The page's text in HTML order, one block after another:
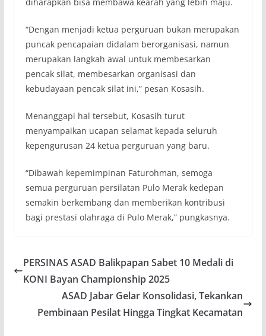
“Dengan menjadi ketua perguruan bukan merupakan
puncak pencapaian didalam berorganisasi, namun
merupakan langkah awal untuk membesarkan
pencak silat, membesarkan organisasi dan
kebudayaan pencak silat ini,” pesan Kosasih.
Menanggapi hal tersebut, Kosasih turut
menyampaikan ucapan selamat kepada seluruh
kepengurusan 24 ketua perguruan yang baru.
“Dibawah kepemimpinan Faturohman, semoga
semua perguruan persilatan Pulo Merak kedepan
semakin berkembang dan memberikan kontribusi
bagi prestasi olahraga di Pulo Merak,” pungkasnya.
PERSINAS ASAD Balikpapan Sabet 10 Medali di
KONI Bayan Championship 2025
ASAD Jabar Gelar Konsolidasi, Tekankan
Pembinaan Pesilat Hingga Tingkat Kecamatan